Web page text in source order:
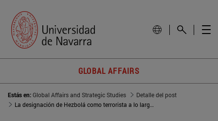
GLOBAL AFFAIRS
Estás en:Global Affairs and Strategic Studies
Detalle del post
La designación de Hezbolá como terrorista a lo largo del Hemisferio Occidental aúna estrategias